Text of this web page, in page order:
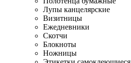
Лупы канцелярские
Визитницы
Ежедневники
Скотчи
Блокноты
Ножницы